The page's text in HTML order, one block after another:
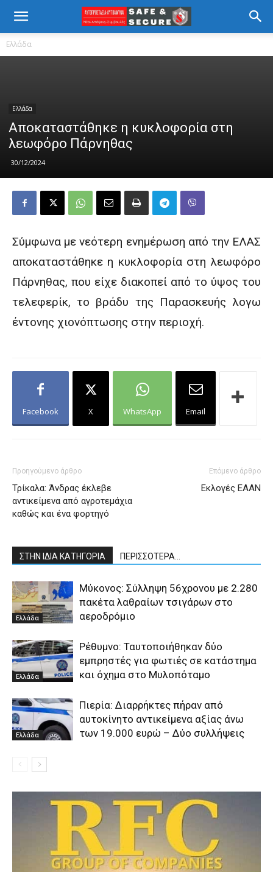
Ελλάδα
Ελλάδα
Αποκαταστάθηκε η κυκλοφορία στη
λεωφόρο Πάρνηθας
30/12/2024
Σύμφωνα με νεότερη ενημέρωση από την ΕΛΑΣ
αποκαταστάθηκε η κυκλοφορία στη λεωφόρο
Πάρνηθας, που είχε διακοπεί από το ύψος του
τελεφερίκ, το βράδυ της Παρασκευής λογω
έντονης χιονόπτωσης στην περιοχή.
Facebook X WhatsApp Email
Προηγούμενο άρθρο
Τρίκαλα: Άνδρας έκλεβε
αντικείμενα από αγροτεμάχια
καθώς και ένα φορτηγό
Επόμενο άρθρο
Εκλογές ΕΑΑΝ
ΣΤΗΝ ΙΔΙΑ ΚΑΤΗΓΟΡΙΑ ΠΕΡΙΣΣΟΤΕΡΑ...
Ελλάδα
Μύκονος: Σύλληψη 56χρονου με 2.280
πακέτα λαθραίων τσιγάρων στο
αεροδρόμιο
Ελλάδα
Ρέθυμνο: Ταυτοποιήθηκαν δύο
εμπρηστές για φωτιές σε κατάστημα
και όχημα στο Μυλοπόταμο
Ελλάδα
Πιερία: Διαρρήκτες πήραν από
αυτοκίνητο αντικείμενα αξίας άνω
των 19.000 ευρώ – Δύο συλλήψεις